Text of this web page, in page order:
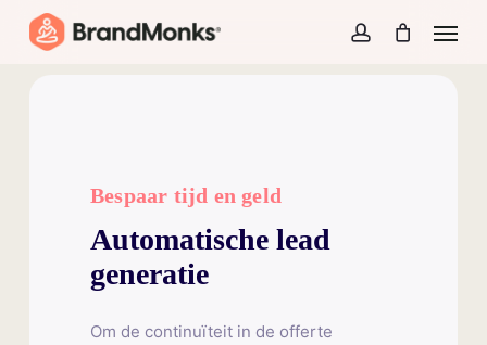
account
Bespaar tijd en geld
Automatische lead
generatie
Om de continuïteit in de offerte